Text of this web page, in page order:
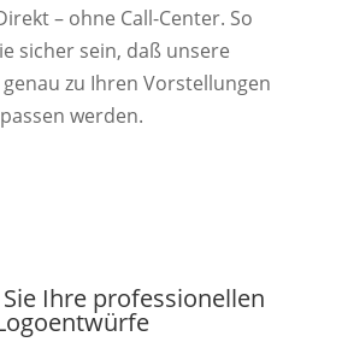
– ohne Call-Center. So
sicher sein, daß unsere
zu Ihren Vorstellungen
passen werden.
Ihre professionellen